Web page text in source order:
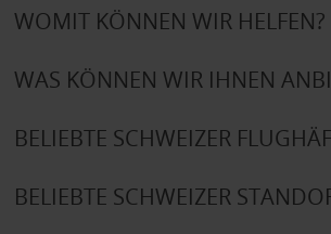
WOMIT KÖNNEN WIR HELFEN?
WAS KÖNNEN WIR IHNEN
BELIEBTE SCHWEIZER
BELIEBTE SCHWEIZER